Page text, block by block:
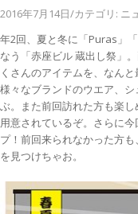
2016年7月14日/カテゴリ: ニ
年2回、夏と冬に「Puras」「
なう「赤座ビル 蔵出し祭」
くさんのアイテムを、なんと
様々なブランドのウエア、
ぶ。また前回訪れた方も楽
用意されているぞ。さらに
プ！前回来られなかった方
を見つけちゃお。